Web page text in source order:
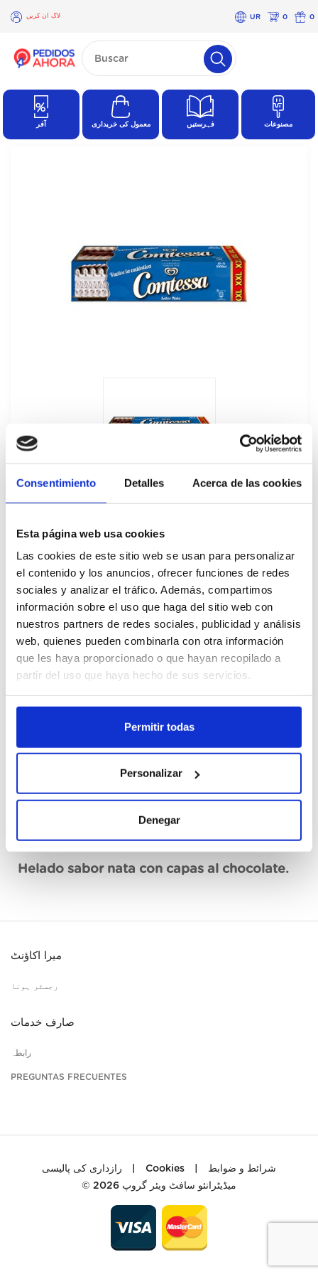
Consentimiento Detalles Acerca de las cookies
Esta página web usa cookies
Las cookies de este sitio web se usan para personalizar
el contenido y los anuncios, ofrecer funciones de redes
sociales y analizar el tráfico. Además, compartimos
información sobre el uso que haga del sitio web con
nuestros partners de redes sociales, publicidad y análisis
web, quienes pueden combinarla con otra información
que les haya proporcionado o que hayan recopilado a
partir del uso que haya hecho de sus servicios.
Permitir todas
Personalizar
Denegar
لاگ ان کریں UR 0 0
×
لاگ
کریں
آفر معمول کی خریداری فہرستیں مصنوعات
Tarta Comtessa Nata XXL 1L
32314
Cajas
عدم دستیاب، ابھی فرمائش کریں
ڈیٹا شیٹ دیکھیں
تصریح
Helado sabor nata con capas al chocolate.
میرا اکاؤنٹ
رجسٹر ہونا
صارف خدمات
رابطہ
PREGUNTAS FRECUENTES
رازداری کی پالیسی Cookies
شرائط و ضوابط
© 2026 میڈیٹرانئو سافٹ ویئر گروپ